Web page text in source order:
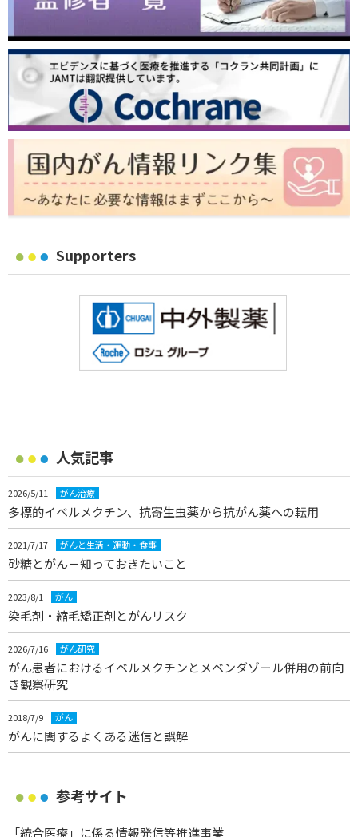
Supporters
人気記事
2026/5/11 がん治療
多標的イベルメクチン、抗寄生虫薬から抗がん薬への転用
2021/7/17 がんと生活・運動・食事
砂糖とがん－知っておきたいこと
2023/8/1 がん
染毛剤・縮毛矯正剤とがんリスク
2026/7/16 がん研究
がん患者におけるイベルメクチンとメベンダゾール併用の前向
き観察研究
2018/7/9 がん
がんに関するよくある迷信と誤解
参考サイト
「統合医療」に係る情報発信等推進事業